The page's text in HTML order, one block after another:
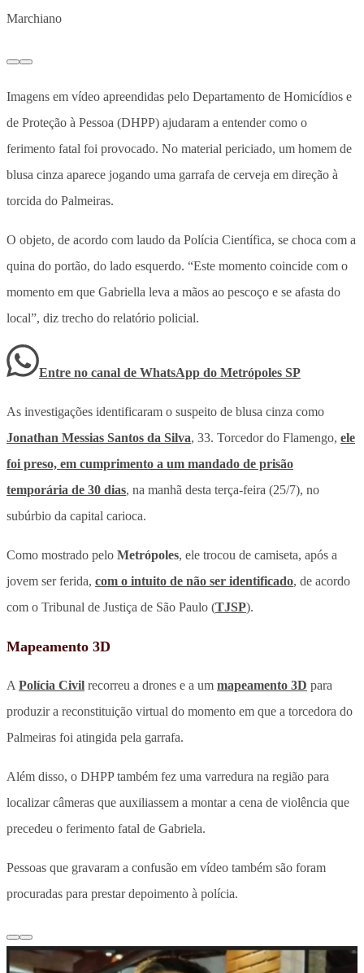
Marchiano
Imagens em vídeo apreendidas pelo Departamento de Homicídios e
de Proteção à Pessoa (DHPP) ajudaram a entender como o
ferimento fatal foi provocado. No material periciado, um homem de
blusa cinza aparece jogando uma garrafa de cerveja em direção à
torcida do Palmeiras.
O objeto, de acordo com laudo da Polícia Científica, se choca com a
quina do portão, do lado esquerdo. “Este momento coincide com o
momento em que Gabriella leva a mãos ao pescoço e se afasta do
local”, diz trecho do relatório policial.
Entre no canal de WhatsApp do Metrópoles SP
As investigações identificaram o suspeito de blusa cinza como
Jonathan Messias Santos da Silva, 33. Torcedor do Flamengo, ele
foi preso, em cumprimento a um mandado de prisão
temporária de 30 dias, na manhã desta terça-feira (25/7), no
subúrbio da capital carioca.
Como mostrado pelo Metrópoles, ele trocou de camiseta, após a
jovem ser ferida, com o intuito de não ser identificado, de acordo
com o Tribunal de Justiça de São Paulo (TJSP).
Mapeamento 3D
A Polícia Civil recorreu a drones e a um mapeamento 3D para
produzir a reconstituição virtual do momento em que a torcedora do
Palmeiras foi atingida pela garrafa.
Além disso, o DHPP também fez uma varredura na região para
localizar câmeras que auxiliassem a montar a cena de violência que
precedeu o ferimento fatal de Gabriela.
Pessoas que gravaram a confusão em vídeo também são foram
procuradas para prestar depoimento à polícia.